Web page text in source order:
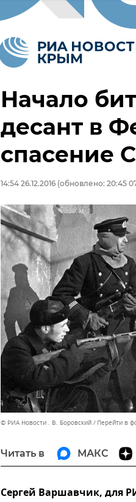
Начало
десант в
спасение
14:54 26.12.2016 (обновлено: 20:45
© РИА Новости . В. Боровский Перейти в
Читать в МАКС
Сергей Варшавчик, для